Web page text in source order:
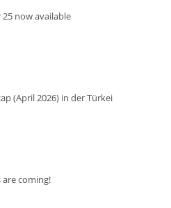
now available
(April 2026) in der Türkei
are coming!